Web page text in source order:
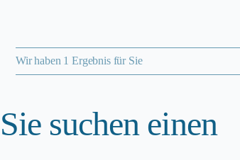
Wir haben 1 Ergebnis für Sie
Sie suchen einen